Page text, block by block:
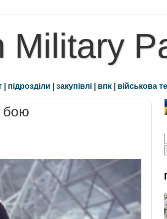
Military
| підрозділи | закупівлі | впк | військова
бою